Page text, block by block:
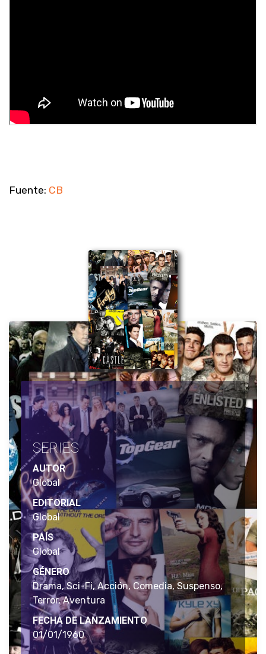
Fuente: CB
SERIES
AUTOR
Global
EDITORIAL
Global
PAÍS
Global
GÉNERO
Drama, Sci-Fi, Acción, Comedia, Suspenso,
Terror, Aventura
FECHA DE LANZAMIENTO
01/01/1960